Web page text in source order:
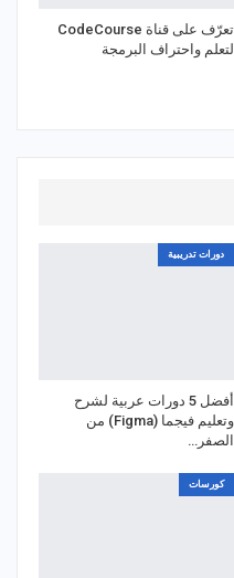
تعرّف على قناة CodeCourse
لتعلم واحتراف البرمجة
دورات تدريبية
أفضل 5 دورات عربية لشرح
وتعليم فيجما (Figma) من
الصفر…
كورسات